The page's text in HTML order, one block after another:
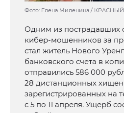
Фото: Елена Миленина /
Одним из пострадавших
кибер-мошенников за
стал житель Нового
банковского счета в
отправились 586 000
28 дистанционных
зарегистрированных на
с 5 по 11 апреля. Ущерб